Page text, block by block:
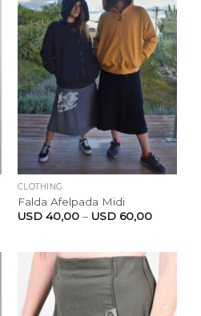
CLOTHING
Falda Afelpada Midi
USD 40,00– USD 60,00